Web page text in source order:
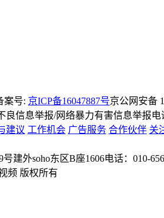
案号: 京ICP备16047887号京公网安备
信息举报/网络暴力有害信息举报电
建议 工作机会 广告服务 合作伙伴 关
建外soho东区B座1606电话：010-
频 版权所有